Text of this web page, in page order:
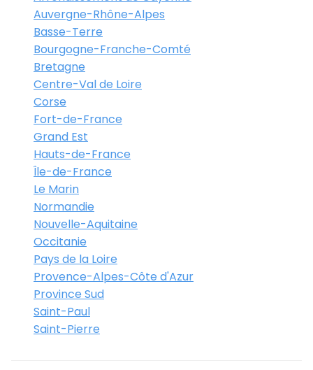
Auvergne-Rhône-Alpes
Basse-Terre
Bourgogne-Franche-Comté
Bretagne
Centre-Val de Loire
Corse
Fort-de-France
Grand Est
Hauts-de-France
Île-de-France
Le Marin
Normandie
Nouvelle-Aquitaine
Occitanie
Pays de la Loire
Provence-Alpes-Côte d'Azur
Province Sud
Saint-Paul
Saint-Pierre